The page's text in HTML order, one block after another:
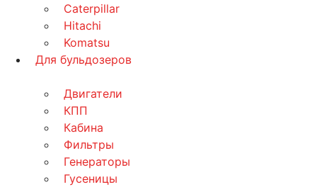
Caterpillar
Hitachi
Komatsu
Для бульдозеров
Двигатели
КПП
Кабина
Фильтры
Генераторы
Гусеницы